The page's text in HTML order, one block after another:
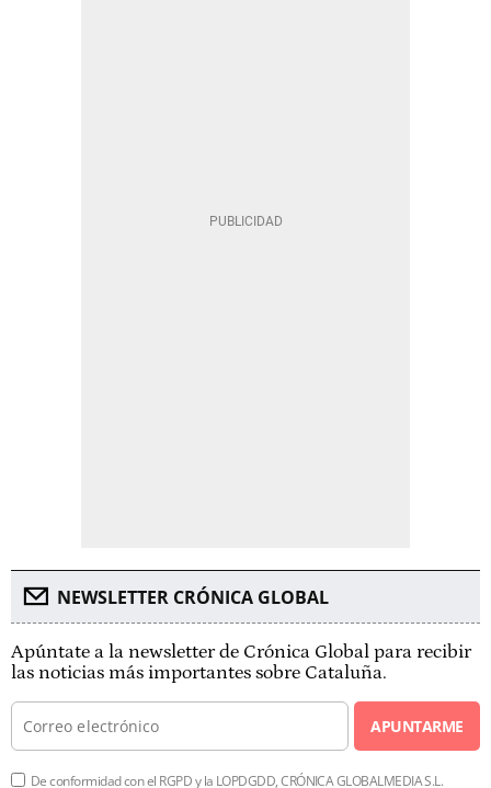
NEWSLETTER CRÓNICA GLOBAL
Apúntate a la newsletter de Crónica Global para recibir
las noticias más importantes sobre Cataluña.
APUNTARME
De conformidad con el RGPD y la LOPDGDD, CRÓNICA GLOBALMEDIA S.L.